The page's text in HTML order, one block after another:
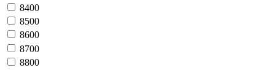
8400
8500
8600
8700
8800